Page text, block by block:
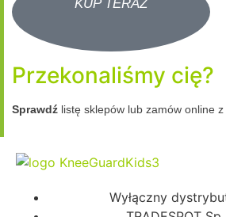
Przekonaliśmy cię?
Sprawdź listę sklepów lub zamów online z
Wyłączny